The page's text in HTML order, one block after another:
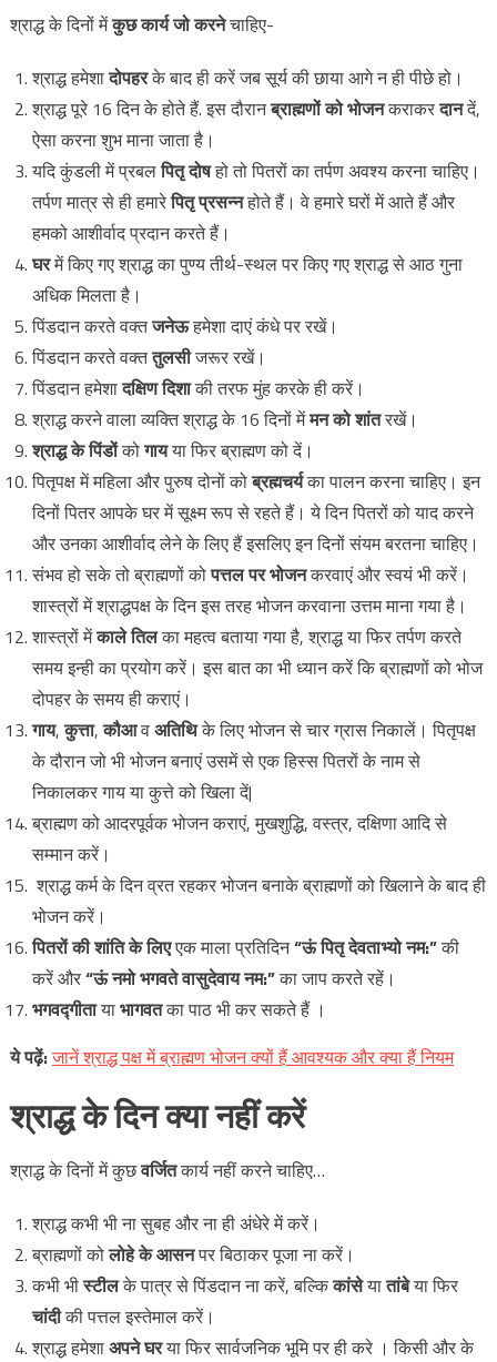
श्राद्ध के दिनों मेंकुछ कार्य जो करनेचाहिए-
श्राद्ध हमेशादोपहरके बाद ही करें जब सूर्य की छाया आगे न ही पीछे हो।
श्राद्ध पूरे 16 दिन के होते हैं. इस दौरानब्राह्मणों को भोजनकराकरदानदें,
ऐसा करना शुभ माना जाता है।
यदि कुंडली में प्रबलपितृ दोषहो तो पितरों का तर्पण अवश्य करना चाहिए।
तर्पण मात्र से ही हमारेपितृ प्रसन्नहोते हैं। वे हमारे घरों में आते हैं और
हमको आशीर्वाद प्रदान करते हैं।
घरमें किए गए श्राद्ध का पुण्य तीर्थ-स्थल पर किए गए श्राद्ध से आठ गुना
अधिक मिलता है।
पिंडदान करते वक्तजनेऊहमेशा दाएं कंधे पर रखें।
पिंडदान करते वक्ततुलसीजरूर रखें।
पिंडदान हमेशादक्षिण दिशाकी तरफ मुंह करके ही करें।
श्राद्ध करने वाला व्यक्ति श्राद्ध के 16 दिनों मेंमन को शांतरखें।
श्राद्ध के पिंडोंकोगायया फिर ब्राह्मण को दें।
पितृपक्ष में महिला और पुरुष दोनों कोब्रह्मचर्यका पालन करना चाहिए। इन
दिनों पितर आपके घर में सूक्ष्म रूप से रहते हैं। ये दिन पितरों को याद करने
और उनका आशीर्वाद लेने के लिए हैं इसलिए इन दिनों संयम बरतना चाहिए।
संभव हो सके तो ब्राह्मणों कोपत्तल पर भोजनकरवाएं और स्वयं भी करें।
शास्त्रों में श्राद्धपक्ष के दिन इस तरह भोजन करवाना उत्तम माना गया है।
शास्त्रों मेंकाले तिलका महत्व बताया गया है, श्राद्ध या फिर तर्पण करते
समय इन्ही का प्रयोग करें। इस बात का भी ध्यान करें कि ब्राह्मणों को भोज
दोपहर के समय ही कराएं।
गाय,कुत्ता,कौआवअतिथिके लिए भोजन से चार ग्रास निकालें। पितृपक्ष
के दौरान जो भी भोजन बनाएं उसमें से एक हिस्स पितरों के नाम से
निकालकर गाय या कुत्ते को खिला दें|
ब्राह्मण को आदरपूर्वक भोजन कराएं, मुखशुद्धि, वस्त्र, दक्षिणा आदि से
सम्मान करें।
श्राद्ध कर्म के दिन व्रत रहकर भोजन बनाके ब्राह्मणों को खिलाने के बाद ही
भोजन करें।
पितरों की शांति के लिएएक माला प्रतिदिन“ऊं पितृ देवताभ्यो नम:”की
करें और“ऊं नमो भगवते वासुदेवाय नम:”का जाप करते रहें।
भगवद्गीतायाभागवतका पाठ भी कर सकते हैं ।
येपढ़ें:जानें श्राद्ध पक्ष में ब्राह्मण भोजन क्यों हैं आवश्यक और क्या हैं नियम
श्राद्ध के दिन क्या नहीं करें
श्राद्ध के दिनों में कुछवर्जितकार्य नहीं करने चाहिए…
श्राद्ध कभी भी ना सुबह और ना ही अंधेरे में करें।
ब्राह्मणों कोलोहे के आसनपर बिठाकर पूजा ना करें।
कभी भीस्टीलके पात्र से पिंडदान ना करें, बल्किकांसेयातांबेया फिर
चांदीकी पत्तल इस्तेमाल करें।
श्राद्ध हमेशाअपने घरया फिर सार्वजनिक भूमि पर ही करे । किसी और के